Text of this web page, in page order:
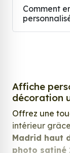
Comment
Affiche
décoration
Offrez une
intérieur
Madrid haut
photo satiné